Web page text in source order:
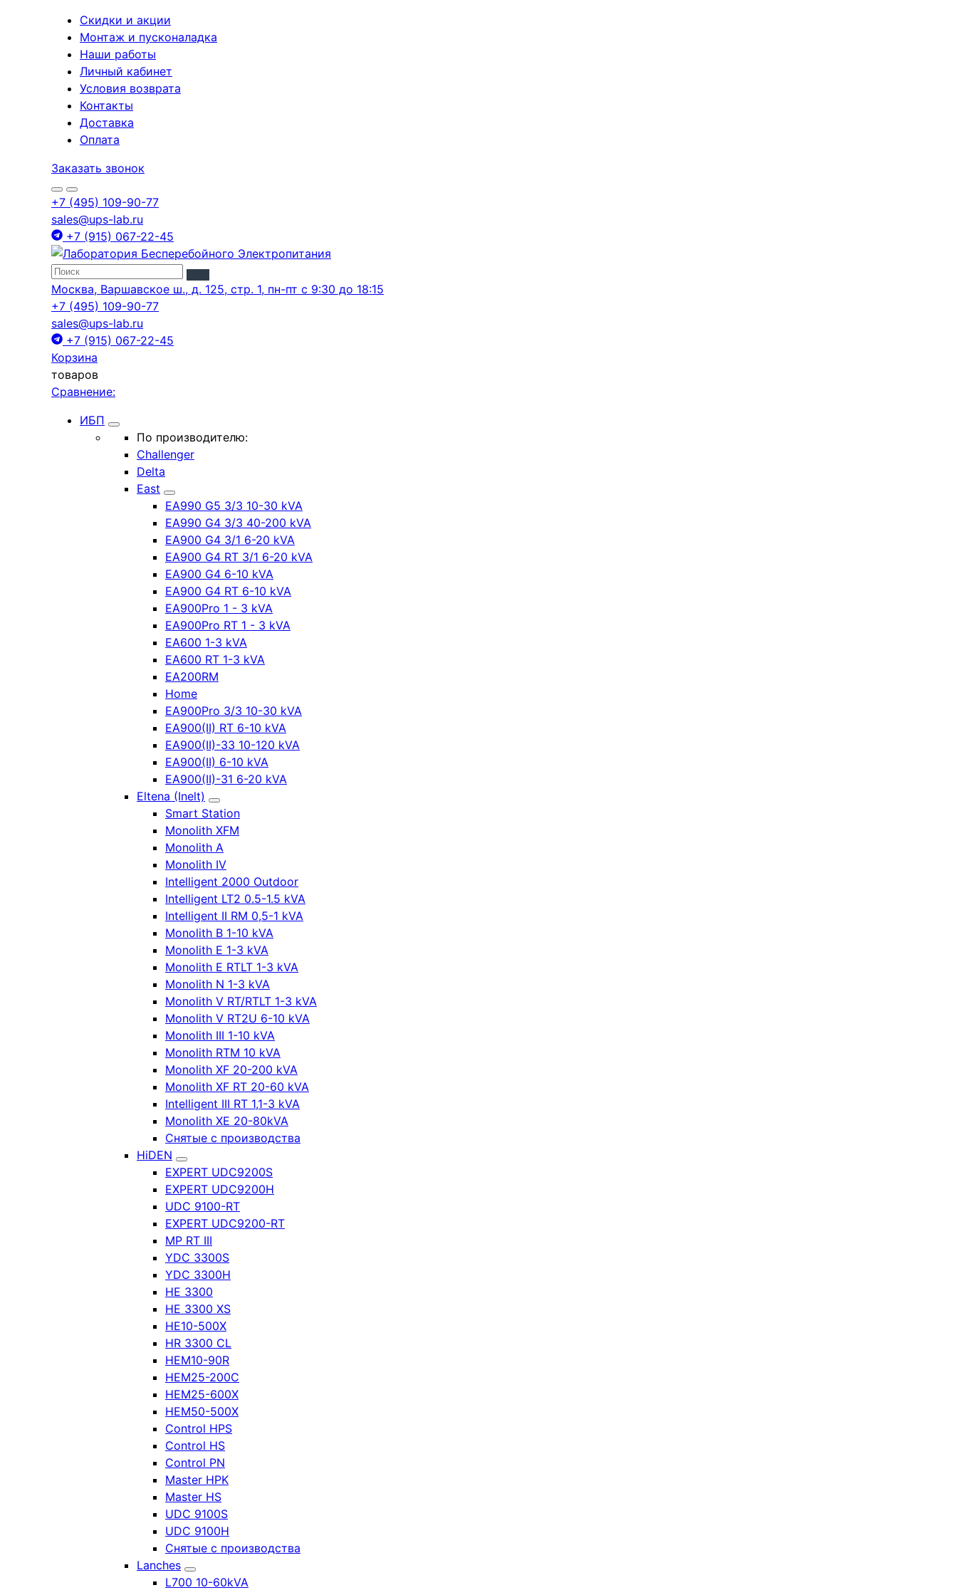
Скидки и акции
Монтаж и пусконаладка
Наши работы
Личный кабинет
Условия возврата
Контакты
Доставка
Оплата
Заказать звонок
+7 (495) 109-90-77
sales@ups-lab.ru
+7 (915) 067-22-45
Москва, Варшавское ш., д. 125, стр. 1, пн-пт с 9:30 до 18:15
+7 (495) 109-90-77
sales@ups-lab.ru
+7 (915) 067-22-45
Корзина
товаров
Сравнение:
ИБП
По производителю:
Challenger
Delta
East
EA990 G5 3/3 10-30 kVA
EA990 G4 3/3 40-200 kVA
EA900 G4 3/1 6-20 kVA
EA900 G4 RT 3/1 6-20 kVA
EA900 G4 6-10 kVA
EA900 G4 RT 6-10 kVA
EA900Pro 1 - 3 kVA
EA900Pro RT 1 - 3 kVA
EA600 1-3 kVA
EA600 RT 1-3 kVA
EA200RM
Home
EA900Pro 3/3 10-30 kVA
EA900(II) RT 6-10 kVA
EA900(II)-33 10-120 kVA
EA900(II) 6-10 kVA
EA900(II)-31 6-20 kVA
Eltena (Inelt)
Smart Station
Monolith XFM
Monolith A
Monolith IV
Intelligent 2000 Outdoor
Intelligent LT2 0.5-1.5 kVA
Intelligent II RM 0,5-1 kVA
Monolith B 1-10 kVA
Monolith E 1-3 kVA
Monolith E RTLT 1-3 kVA
Monolith N 1-3 kVA
Monolith V RT/RTLT 1-3 kVA
Monolith V RT2U 6-10 kVA
Monolith III 1-10 kVA
Monolith RTM 10 kVA
Monolith XF 20-200 kVA
Monolith XF RT 20-60 kVA
Intelligent III RT 1,1-3 kVA
Monolith XE 20-80kVA
Снятые с производства
HiDEN
EXPERT UDC9200S
EXPERT UDC9200H
UDC 9100-RT
EXPERT UDC9200-RT
MP RT III
YDC 3300S
YDC 3300H
HE 3300
HE 3300 XS
HE10-500X
HR 3300 CL
HEM10-90R
HEM25-200C
HEM25-600X
HEM50-500X
Control HPS
Control HS
Control PN
Master HPK
Master HS
UDC 9100S
UDC 9100H
Снятые с производства
Lanches
L700 10-60kVA